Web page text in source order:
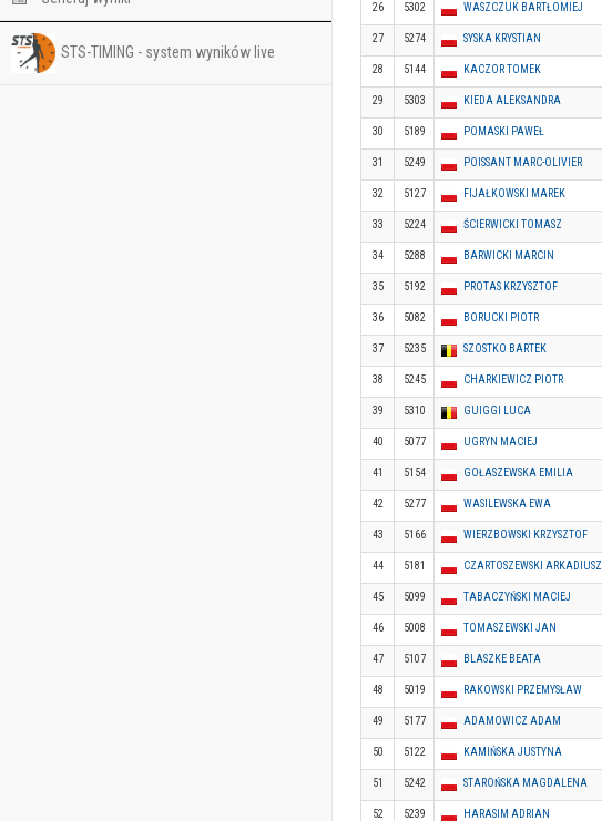
STS-TIMING - system wyników live
26 5302 WASZCZUK BARTŁOMIEJ
27 5274 SYSKA KRYSTIAN
28 5144 KACZOR TOMEK
29 5303 KIEDA ALEKSANDRA
30 5189 POMASKI PAWEŁ
31 5249 POISSANT MARC-OLIVIER
32 5127 FIJAŁKOWSKI MAREK
33 5224 ŚCIERWICKI TOMASZ
34 5288 BARWICKI MARCIN
35 5192 PROTAS KRZYSZTOF
36 5082 BORUCKI PIOTR
37 5235 SZOSTKO BARTEK
38 5245 CHARKIEWICZ PIOTR
39 5310 GUIGGI LUCA
40 5077 UGRYN MACIEJ
41 5154 GOŁASZEWSKA EMILIA
42 5277 WASILEWSKA EWA
43 5166 WIERZBOWSKI KRZYSZTOF
44 5181 CZARTOSZEWSKI ARKADIUSZ
45 5099 TABACZYŃSKI MACIEJ
46 5008 TOMASZEWSKI JAN
47 5107 BLASZKE BEATA
48 5019 RAKOWSKI PRZEMYSŁAW
49 5177 ADAMOWICZ ADAM
50 5122 KAMIŃSKA JUSTYNA
51 5242 STAROŃSKA MAGDALENA
52 5239 HARASIM ADRIAN